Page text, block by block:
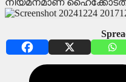
നിയമനമാണ്